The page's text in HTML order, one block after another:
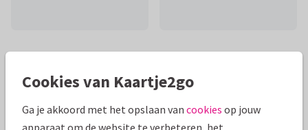
Cookies van Kaartje2go
Ga je akkoord met het opslaan van cookies op jouw
apparaat om de website te verbeteren, het